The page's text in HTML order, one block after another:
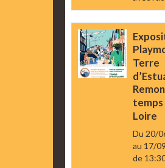
Terre
Loire
Du 20/
au 17/
de